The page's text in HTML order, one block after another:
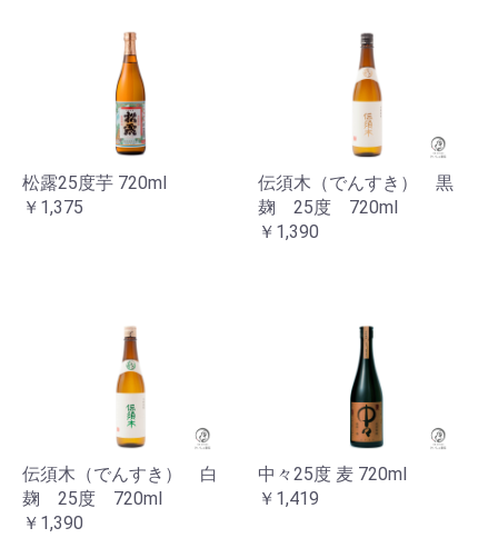
松露25度芋 720ml
￥1,375
伝須木（でんすき） 黒
麹 25度 720ml
￥1,390
伝須木（でんすき） 白
麹 25度 720ml
￥1,390
中々25度 麦 720ml
￥1,419
お買い物を続ける カートへ進む